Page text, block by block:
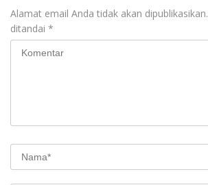
Alamat email Anda tidak akan dipublikasikan.
ditandai *